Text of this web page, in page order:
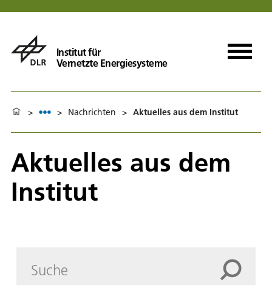
Institut für
Vernetzte Energiesysteme
> > Nachrichten > Aktuelles aus dem Institut
Aktuelles aus dem
Institut